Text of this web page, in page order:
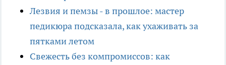
Лезвия и пемзы - в прошлое: мастер
педикюра подсказала, как ухаживать за
пятками летом
Свежесть без компромиссов: как